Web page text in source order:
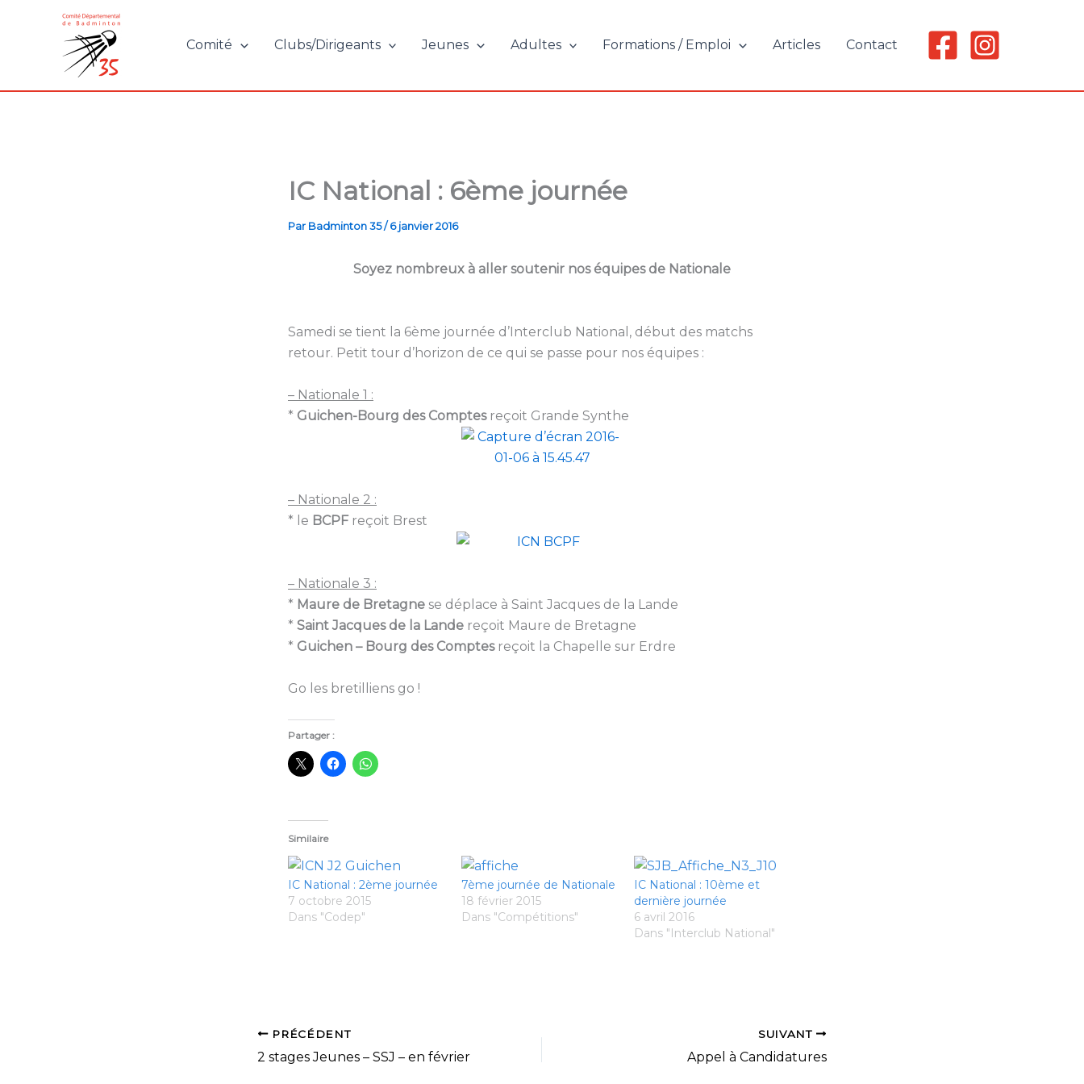
Comité Clubs/Dirigeants Jeunes Adultes Formations / Emploi Articles Contact
IC National : 6ème journée
Par Badminton 35/6 janvier 2016
Soyez nombreux à aller soutenir nos équipes de Nationale
Samedi se tient la 6ème journée d’Interclub National, début des matchs
retour. Petit tour d’horizon de ce qui se passe pour nos équipes :
– Nationale 1 :
* Guichen-Bourg des Comptesreçoit Grande Synthe
– Nationale 2 :
* le BCPFreçoit Brest
– Nationale 3 :
* Maure de Bretagne se déplace à Saint Jacques de la Lande
* Saint Jacques de la Lande reçoit Maure de Bretagne
* Guichen – Bourg des Comptesreçoit la Chapelle sur Erdre
Go les bretilliens go !
Partager :
Similaire
IC National : 2ème journée
7 octobre 2015
Dans "Codep"
7ème journée de Nationale
18 février 2015
Dans "Compétitions"
IC National : 10ème et
dernière journée
6 avril 2016
Dans "Interclub National"
PRÉCÉDENT
2 stages Jeunes – SSJ – en février
SUIVANT
Appel à Candidatures